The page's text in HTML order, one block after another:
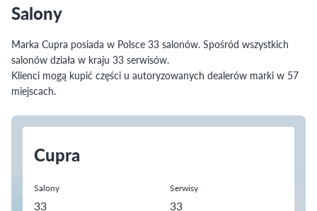
Salony
Marka Cupra posiada w Polsce 33 salonów. Spośród wszystkich
salonów działa w kraju 33 serwisów.
Klienci mogą kupić części u autoryzowanych dealerów marki w 57
miejscach.
Cupra
Salony
33
Serwisy
33